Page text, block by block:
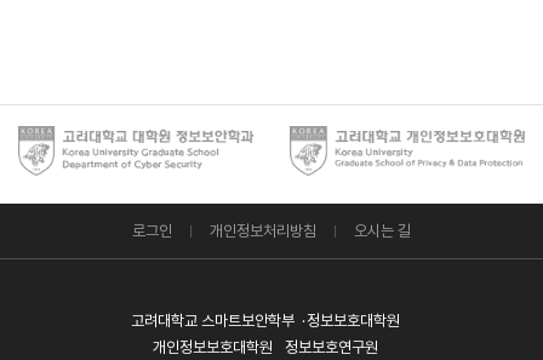
로그인 개인정보처리방침 오시는 길
고려대학교 스마트보안학부
정보보호대학원
개인정보보호대학원
정보보호연구원